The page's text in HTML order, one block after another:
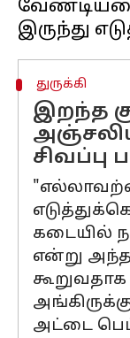
துருக்கி
இறந்த
கடையில்
என்று
கூறுவதாக
அட்டை